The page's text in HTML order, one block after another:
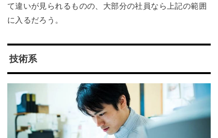
て違いが見られるものの、大部分の社員なら上記の範囲
に入るだろう。
技術系